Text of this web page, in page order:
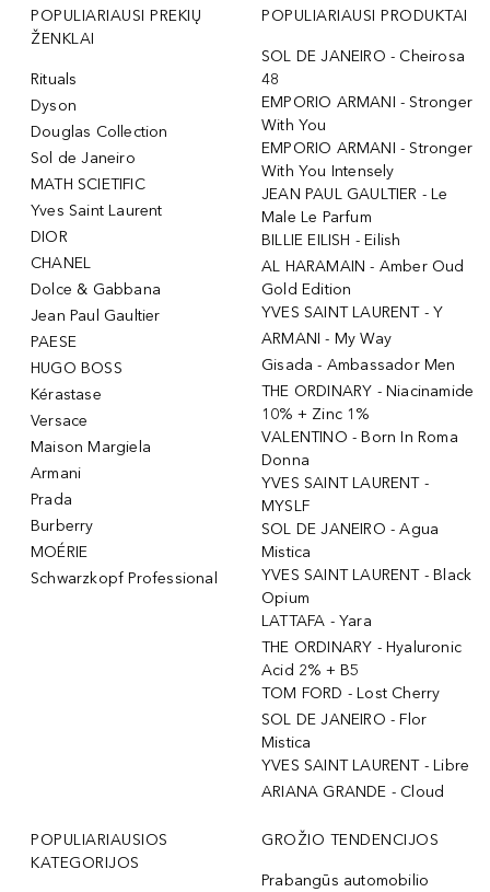
POPULIARIAUSI PREKIŲ
ŽENKLAI
Rituals
Dyson
Douglas Collection
Sol de Janeiro
MATH SCIETIFIC
Yves Saint Laurent
DIOR
CHANEL
Dolce & Gabbana
Jean Paul Gaultier
PAESE
HUGO BOSS
Kérastase
Versace
Maison Margiela
Armani
Prada
Burberry
MOÉRIE
Schwarzkopf Professional
POPULIARIAUSI PRODUKTAI
SOL DE JANEIRO - Cheirosa
48
EMPORIO ARMANI - Stronger
With You
EMPORIO ARMANI - Stronger
With You Intensely
JEAN PAUL GAULTIER - Le
Male Le Parfum
BILLIE EILISH - Eilish
AL HARAMAIN - Amber Oud
Gold Edition
YVES SAINT LAURENT - Y
ARMANI - My Way
Gisada - Ambassador Men
THE ORDINARY - Niacinamide
10% + Zinc 1%
VALENTINO - Born In Roma
Donna
YVES SAINT LAURENT -
MYSLF
SOL DE JANEIRO - Agua
Mistica
YVES SAINT LAURENT - Black
Opium
LATTAFA - Yara
THE ORDINARY - Hyaluronic
Acid 2% + B5
TOM FORD - Lost Cherry
SOL DE JANEIRO - Flor
Mistica
YVES SAINT LAURENT - Libre
ARIANA GRANDE - Cloud
POPULIARIAUSIOS
KATEGORIJOS
GROŽIO TENDENCIJOS
Prabangūs automobilio